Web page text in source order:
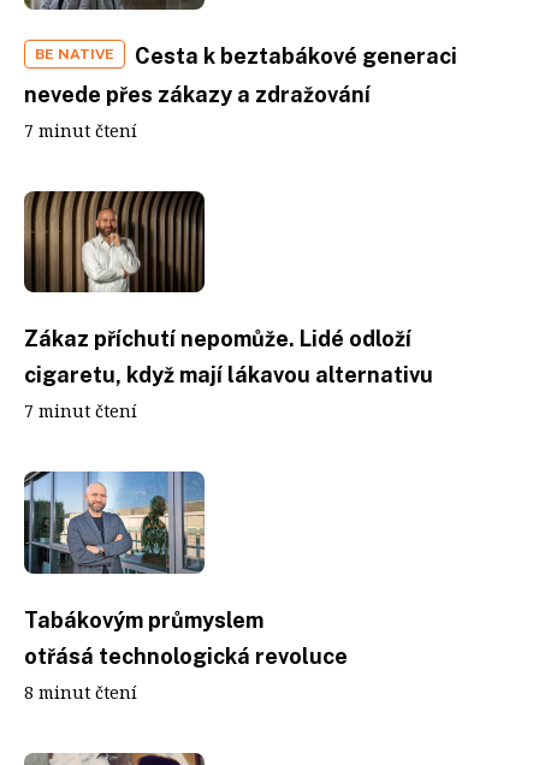
BE NATIVE
Cesta k beztabákové generaci
nevede přes zákazy a zdražování
7 minut čtení
Zákaz příchutí nepomůže. Lidé odloží
cigaretu, když mají lákavou alternativu
7 minut čtení
Tabákovým průmyslem
otřásá technologická revoluce
8 minut čtení